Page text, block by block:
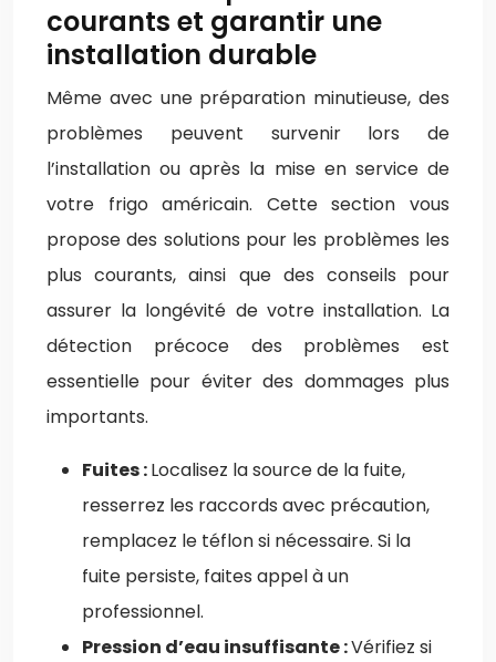
courants et garantir une
installation durable
Même avec une préparation minutieuse, des
problèmes peuvent survenir lors de
l’installation ou après la mise en service de
votre frigo américain. Cette section vous
propose des solutions pour les problèmes les
plus courants, ainsi que des conseils pour
assurer la longévité de votre installation. La
détection précoce des problèmes est
essentielle pour éviter des dommages plus
importants.
Fuites :Localisez la source de la fuite,
resserrez les raccords avec précaution,
remplacez le téflon si nécessaire. Si la
fuite persiste, faites appel à un
professionnel.
Pression d’eau insuffisante :Vérifiez si